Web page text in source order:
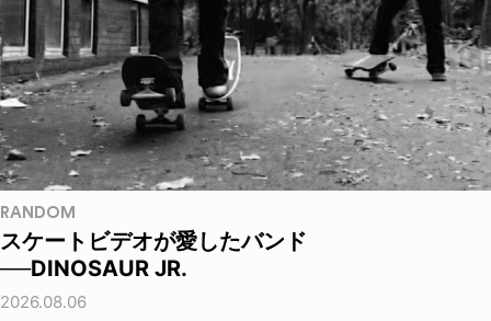
RANDOM
スケートビデオが愛したバンド
──DINOSAUR JR.
2026.08.06